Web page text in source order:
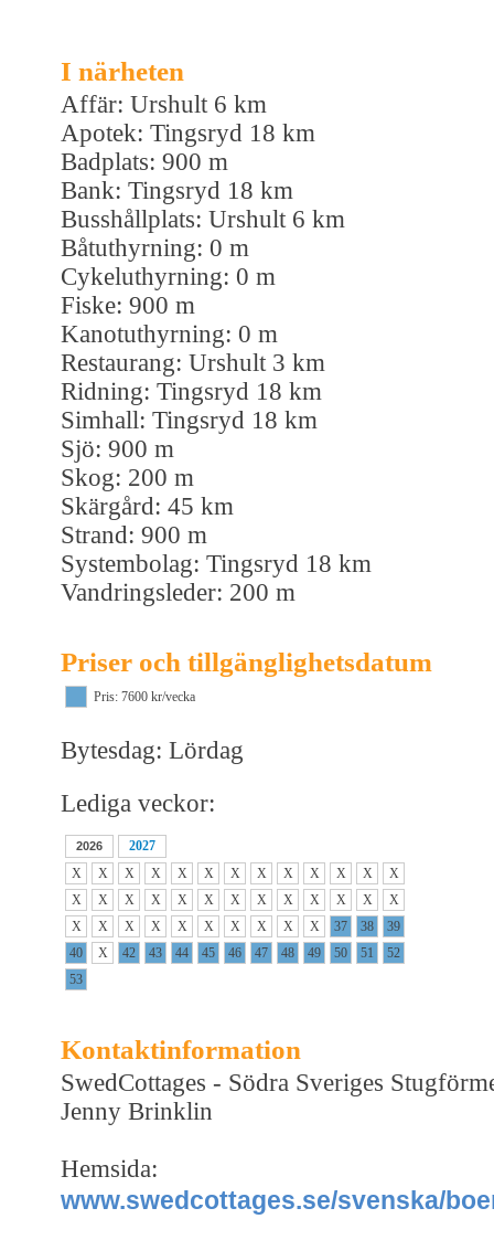
I närheten
Affär: Urshult 6 km
Apotek: Tingsryd 18 km
Badplats: 900 m
Bank: Tingsryd 18 km
Busshållplats: Urshult 6 km
Båtuthyrning: 0 m
Cykeluthyrning: 0 m
Fiske: 900 m
Kanotuthyrning: 0 m
Restaurang: Urshult 3 km
Ridning: Tingsryd 18 km
Simhall: Tingsryd 18 km
Sjö: 900 m
Skog: 200 m
Skärgård: 45 km
Strand: 900 m
Systembolag: Tingsryd 18 km
Vandringsleder: 200 m
Priser och tillgänglighetsdatum
Pris: 7600 kr/vecka
Bytesdag: Lördag
Lediga veckor:
2026
2027
X
X X X X X X X X X X X
X
X
X X X X X X X X X X X
X
X
X X X X X X X X X 37 38
39
40
X 42 43 44 45 46 47 48 49 50 51
52
53
Kontaktinformation
SwedCottages - Södra Sveriges
Jenny Brinklin
Hemsida:
www.swedcottages.se/svenska/